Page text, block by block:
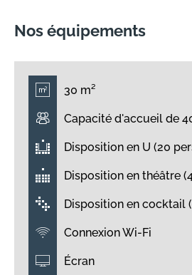
Nos équipements
30 m²
Capacité d'accueil de
Disposition en U (20
Disposition en théâtre
Disposition en cocktail
Connexion Wi-Fi
Écran